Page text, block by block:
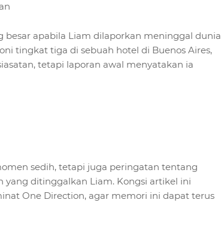
apabila Liam dilaporkan meninggal dunia
tingkat tiga di sebuah hotel di Buenos Aires,
tetapi laporan awal menyatakan ia
sedih, tetapi juga peringatan tentang
yang ditinggalkan Liam. Kongsi artikel ini
One Direction, agar memori ini dapat terus